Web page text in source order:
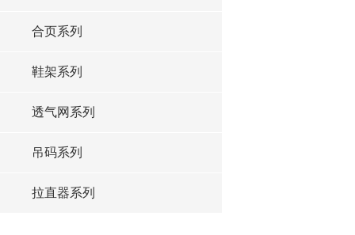
合页系列
鞋架系列
透气网系列
吊码系列
拉直器系列